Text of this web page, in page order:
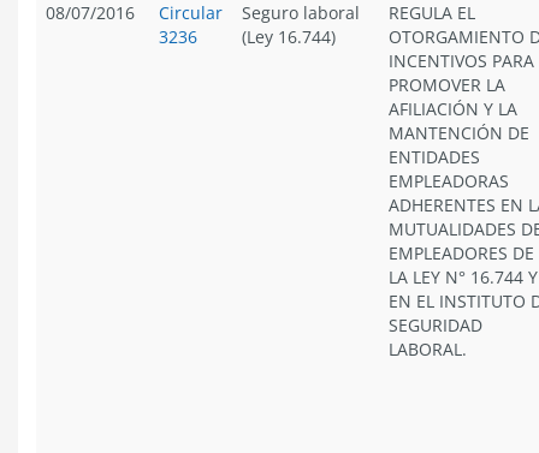
08/07/2016
Circular
3236
Seguro laboral
(Ley 16.744)
REGULA EL
OTORGAMIENTO
INCENTIVOS PARA
PROMOVER LA
AFILIACIÓN Y LA
MANTENCIÓN DE
ENTIDADES
EMPLEADORAS
ADHERENTES EN
MUTUALIDADES
EMPLEADORES DE
LA LEY N° 16.744 Y
EN EL INSTITUTO
SEGURIDAD
LABORAL.